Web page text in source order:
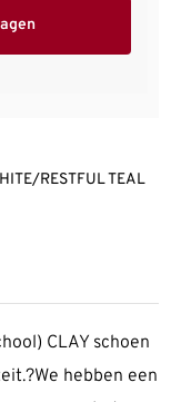
RESTFUL TEAL
CLAY schoen
hebben een